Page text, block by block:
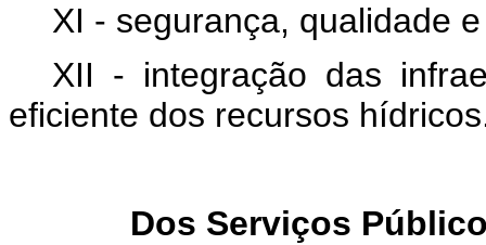
XI - segurança, qualidade
XII - integração das
eficiente dos recursos
Dos Serviços